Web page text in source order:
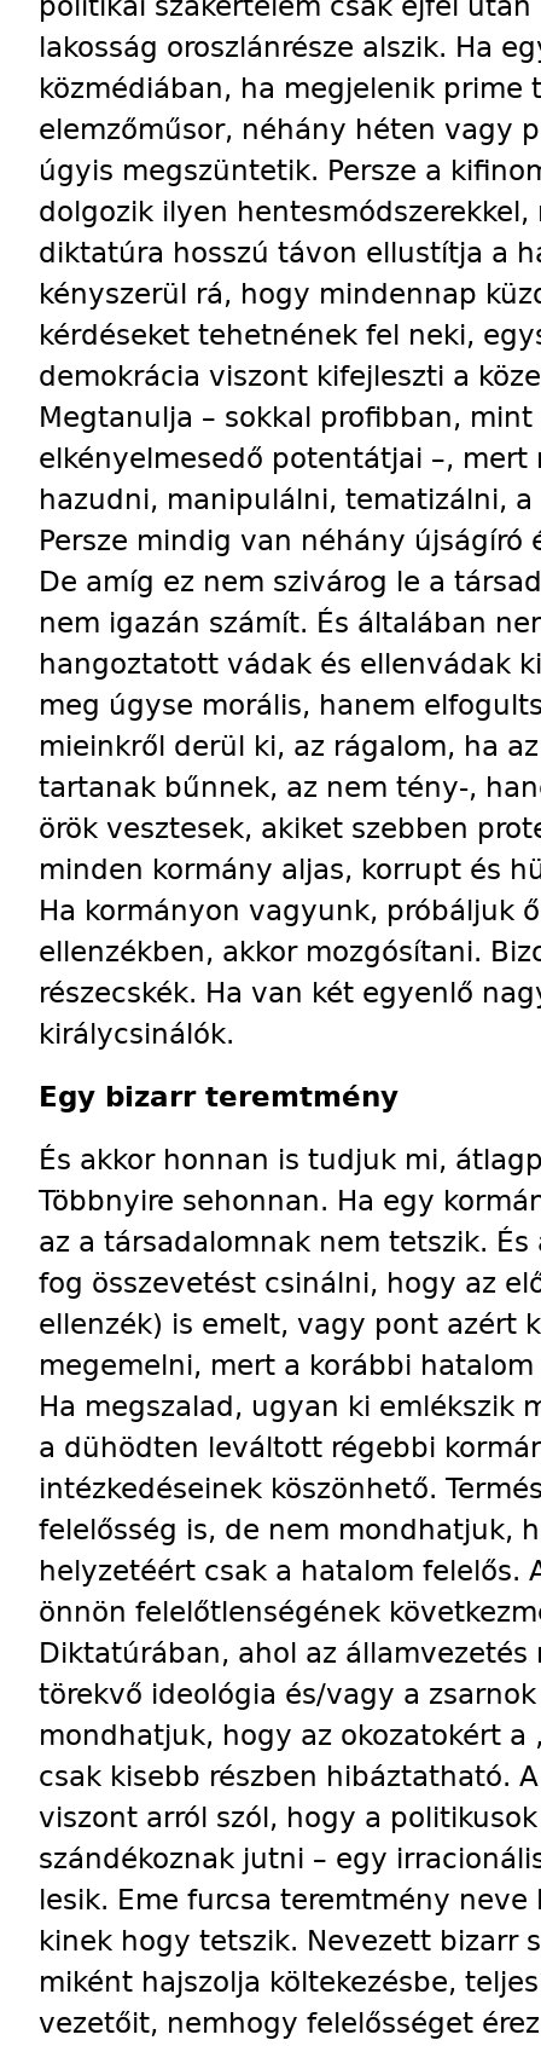
lakosság oroszlánrésze alszik. Ha
közmédiában, ha megjelenik
elemzőműsor, néhány héten vagy
úgyis megszüntetik. Persze a
dolgozik ilyen hentesmódszerekkel,
diktatúra hosszú távon ellustítja a
kényszerül rá, hogy mindennap
kérdéseket tehetnének fel neki,
demokrácia viszont kifejleszti a
Megtanulja – sokkal profibban,
elkényelmesedő potentátjai –,
hazudni, manipulálni, tematizálni,
Persze mindig van néhány
De amíg ez nem szivárog le a
nem igazán számít. És általában
hangoztatott vádak és ellenvádak
meg úgyse morális, hanem
mieinkről derül ki, az rágalom, ha
tartanak bűnnek, az nem tény-,
örök vesztesek, akiket szebben
minden kormány aljas, korrupt és
Ha kormányon vagyunk, próbáljuk
ellenzékben, akkor mozgósítani.
részecskék. Ha van két egyenlő
királycsinálók.
Egy bizarr teremtmény
És akkor honnan is tudjuk mi,
Többnyire sehonnan. Ha egy
az a társadalomnak nem tetszik.
fog összevetést csinálni, hogy az
ellenzék) is emelt, vagy pont azért
megemelni, mert a korábbi
Ha megszalad, ugyan ki emlékszik
a dühödten leváltott régebbi
intézkedéseinek köszönhető.
felelősség is, de nem mondhatjuk,
helyzetéért csak a hatalom felelős.
önnön felelőtlenségének
Diktatúrában, ahol az
törekvő ideológia és/vagy a
mondhatjuk, hogy az okozatokért
csak kisebb részben hibáztatható.
viszont arról szól, hogy a
szándékoznak jutni – egy
lesik. Eme furcsa teremtmény neve
kinek hogy tetszik. Nevezett bizarr
miként hajszolja költekezésbe,
vezetőit, nemhogy felelősséget